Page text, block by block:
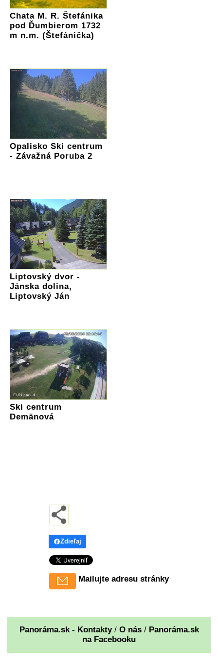
Chata M. R. Štefánika
pod Ďumbierom 1732
m n.m. (Štefánička)
Opalisko Ski centrum
- Závažná Poruba 2
Liptovský dvor -
Jánska dolina,
Liptovský Ján
Ski centrum
Demänová
Zdieľaj
Mailujte adresu stránky
Panoráma.sk - Kontakty/ O nás/ Panoráma.sk
na Facebooku